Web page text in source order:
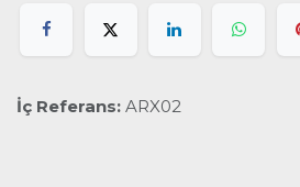
İç Referans: ARX02